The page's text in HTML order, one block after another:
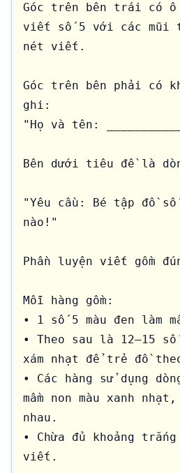
Góc trên bên trái có ô
viết số 5 với các mũi
nét viết.
Góc trên bên phải có
ghi:
"Họ và tên:
Bên dưới tiêu đề là
"Yêu cầu: Bé tập đồ
nào!"
Phần luyện viết gồm
Mỗi hàng gồm:
• 1 số 5 màu đen làm
• Theo sau là 12–15
xám nhạt để trẻ đồ
• Các hàng sử dụng
mầm non màu xanh
nhau.
• Chừa đủ khoảng
viết.